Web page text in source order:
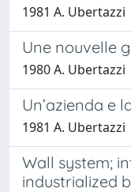
1981 A. Ubertazzi
Une nouvelle
1980 A. Ubertazzi
Un’azienda e
1981 A. Ubertazzi
Wall system;
industrialized